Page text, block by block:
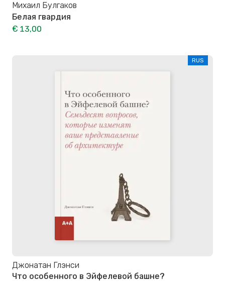
Михаил Булгаков
Белая гвардия
€ 13,00
RUS
Джонатан Глэнси
Что особенного в Эйфелевой башне?